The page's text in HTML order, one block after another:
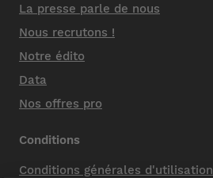
La presse parle de nous
Nous recrutons !
Notre édito
Data
Nos offres pro
Conditions
Conditions générales d'utilisation